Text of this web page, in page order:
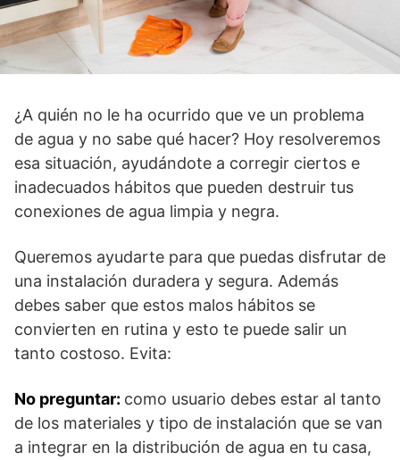
¿A quién no le ha ocurrido que ve un problema
de agua y no sabe qué hacer? Hoy resolveremos
esa situación, ayudándote a corregir ciertos e
inadecuados hábitos que pueden destruir tus
conexiones de agua limpia y negra.
Queremos ayudarte para que puedas disfrutar de
una instalación duradera y segura. Además
debes saber que estos malos hábitos se
convierten en rutina y esto te puede salir un
tanto costoso. Evita:
No preguntar: como usuario debes estar al tanto
de los materiales y tipo de instalación que se van
a integrar en la distribución de agua en tu casa,